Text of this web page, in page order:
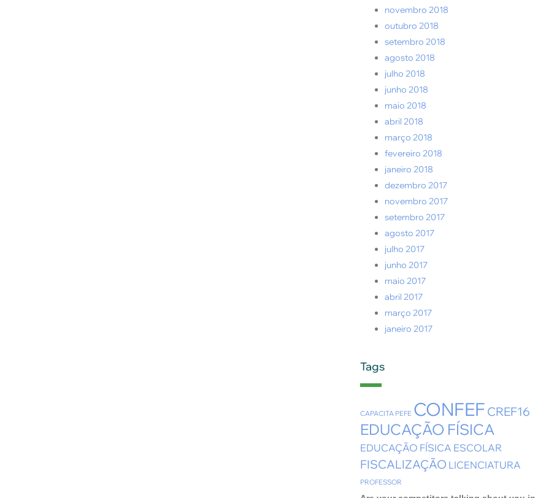
novembro 2018
outubro 2018
setembro 2018
agosto 2018
julho 2018
junho 2018
maio 2018
abril 2018
março 2018
fevereiro 2018
janeiro 2018
dezembro 2017
novembro 2017
setembro 2017
agosto 2017
julho 2017
junho 2017
maio 2017
abril 2017
março 2017
janeiro 2017
Tags
CAPACITA PEFE CONFEF CREF16
EDUCAÇÃO FÍSICA
EDUCAÇÃO FÍSICA ESCOLAR
FISCALIZAÇÃO LICENCIATURA
PROFESSOR